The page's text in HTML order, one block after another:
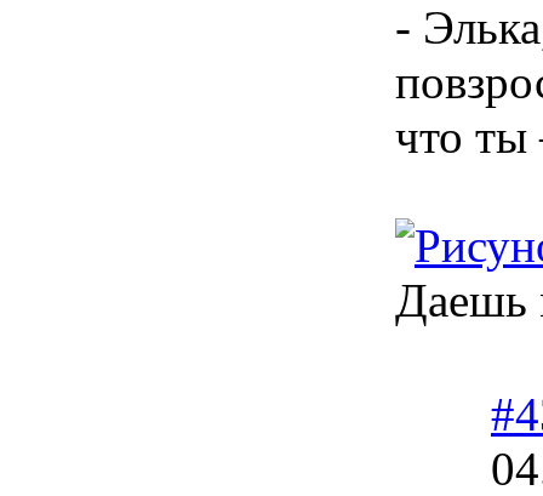
-
что ты
Даешь